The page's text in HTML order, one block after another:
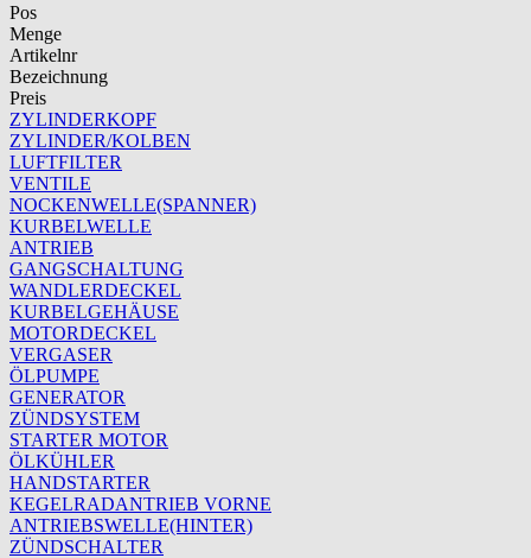
Pos
Menge
Artikelnr
Bezeichnung
Preis
ZYLINDERKOPF
ZYLINDER/KOLBEN
LUFTFILTER
VENTILE
NOCKENWELLE(SPANNER)
KURBELWELLE
ANTRIEB
GANGSCHALTUNG
WANDLERDECKEL
KURBELGEHÄUSE
MOTORDECKEL
VERGASER
ÖLPUMPE
GENERATOR
ZÜNDSYSTEM
STARTER MOTOR
ÖLKÜHLER
HANDSTARTER
KEGELRADANTRIEB VORNE
ANTRIEBSWELLE(HINTER)
ZÜNDSCHALTER